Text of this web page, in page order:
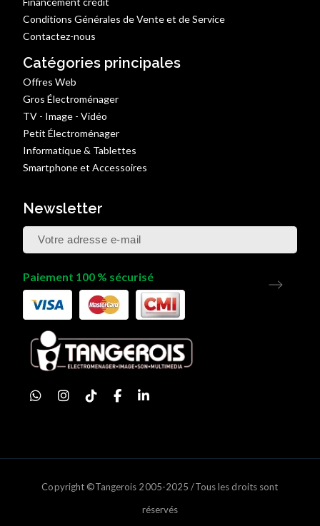
Conditions Générales de Vente et de Service
Contactez-nous
Catégories principales
Offres Web
Gros Électroménager
TV - Image - Vidéo
Petit Électroménager
Informatique & Tablettes
Smartphone et Accessoires
Newsletter
Paiement 100 % sécurisé
Copyright ©Tangerois 2005-2025 /Tous les droits sont
réservés